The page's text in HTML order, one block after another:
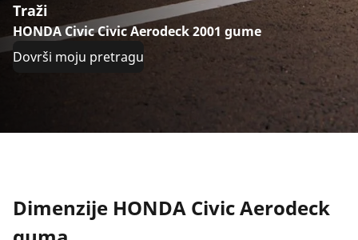
Traži
HONDA Civic Civic Aerodeck 2001 gume
Dovrši moju pretragu
Dimenzije HONDA Civic Aerodeck